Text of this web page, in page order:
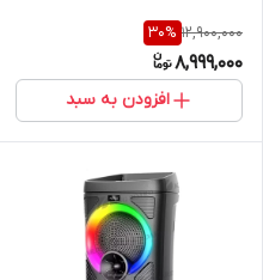
12,900,000
30%
8,999,000
افزودن به سبد